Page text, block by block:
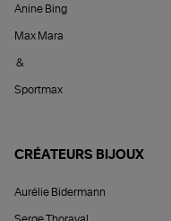
Anine Bing
Max Mara
&
Sportmax
CRÉATEURS BIJOUX
Aurélie Bidermann